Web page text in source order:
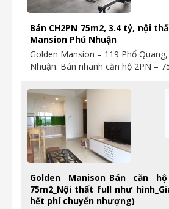
Bán CH2PN 75m2, 3.4 tỷ, nội
Mansion Phú Nhuận
Golden Mansion – 119 Phổ Quang,
Nhuận. Bán nhanh căn hộ 2PN –
Golden Manison_Bán căn
75m2_Nội thất full như
hết phí chuyển nhượng)